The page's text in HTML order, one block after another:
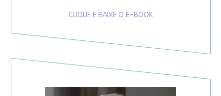
CLIQUE E BAIXE O E-BOOK